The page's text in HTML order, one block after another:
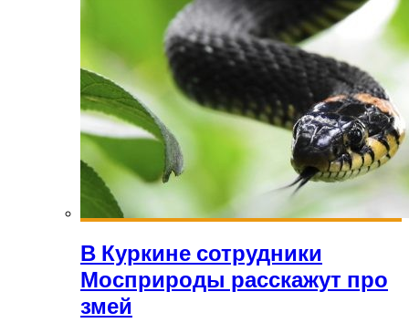
В Куркине сотрудники
Мосприроды расскажут про
змей